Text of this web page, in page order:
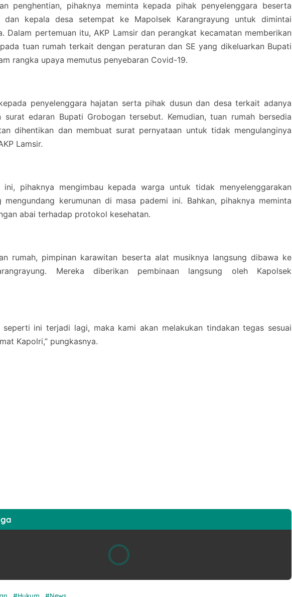
penghentian, pihaknya meminta kepada pihak penyelenggara beserta
dan kepala desa setempat ke Mapolsek Karangrayung untuk dimintai
Dalam pertemuan itu, AKP Lamsir dan perangkat kecamatan memberikan
tuan rumah terkait dengan peraturan dan SE yang dikeluarkan Bupati
rangka upaya memutus penyebaran Covid-19.
penyelenggara hajatan serta pihak dusun dan desa terkait adanya
surat edaran Bupati Grobogan tersebut. Kemudian, tuan rumah bersedia
dihentikan dan membuat surat pernyataan untuk tidak mengulanginya
Lamsir.
ini, pihaknya mengimbau kepada warga untuk tidak menyelenggarakan
mengundang kerumunan di masa pademi ini. Bahkan, pihaknya meminta
abai terhadap protokol kesehatan.
rumah, pimpinan karawitan beserta alat musiknya langsung dibawa ke
Mereka diberikan pembinaan langsung oleh Kapolsek
seperti ini terjadi lagi, maka kami akan melakukan tindakan tegas sesuai
Kapolri,” pungkasnya.